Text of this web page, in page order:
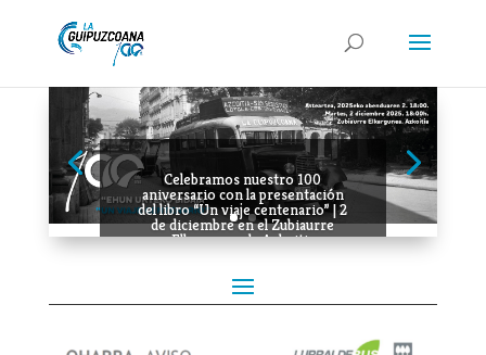
Celebramos nuestro 100
aniversario con la presentación
del libro “Un viaje centenario” | 2
de diciembre en el Zubiaurre
Elkargunea de Azkoitia